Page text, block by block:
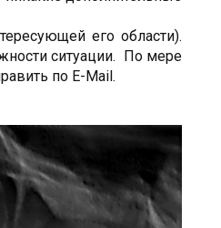
его области).
ситуации. По мере
по E-Mail.